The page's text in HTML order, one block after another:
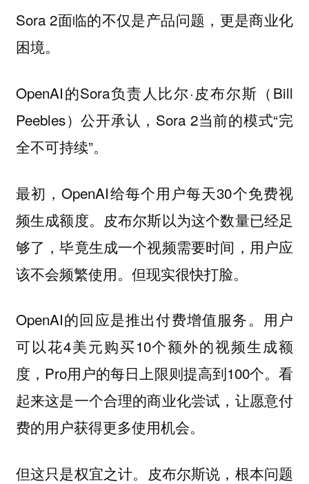
Sora 2面临的不仅是产品问题，更是商业化
困境。
OpenAI的Sora负责人比尔·皮布尔斯（Bill
Peebles）公开承认，Sora 2当前的模式“完
全不可持续”。
最初，OpenAI给每个用户每天30个免费视
频生成额度。皮布尔斯以为这个数量已经足
够了，毕竟生成一个视频需要时间，用户应
该不会频繁使用。但现实很快打脸。
OpenAI的回应是推出付费增值服务。用户
可以花4美元购买10个额外的视频生成额
度，Pro用户的每日上限则提高到100个。看
起来这是一个合理的商业化尝试，让愿意付
费的用户获得更多使用机会。
但这只是权宜之计。
皮布尔斯说，根本问题